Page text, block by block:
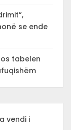
se ende
tabelen
vendi i